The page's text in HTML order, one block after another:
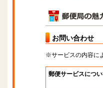
お問い合わせ
※サービスの内容に
郵便サービスにつ